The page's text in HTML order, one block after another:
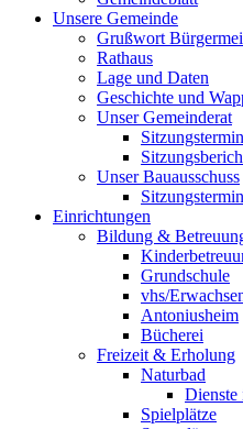
Unsere Gemeinde
Grußwort
Rathaus
Lage und Daten
Geschichte und
Unser Gemeinderat
Unser Bauausschuss
Einrichtungen
Bildung &
Grundschule
vhs/
Antoniusheim
Bücherei
Freizeit & Erholung
Naturbad
Dienste
Spielplätze